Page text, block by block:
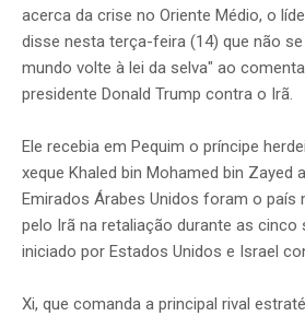
acerca da crise no Oriente Médio, o
disse nesta terça-feira (14) que não
mundo volte à lei da selva" ao
presidente Donald Trump contra o Irã.
Ele recebia em Pequim o príncipe
xeque Khaled bin Mohamed bin Zayed
Emirados Árabes Unidos foram o país
pelo Irã na retaliação durante as
iniciado por Estados Unidos e Israel
Xi, que comanda a principal rival